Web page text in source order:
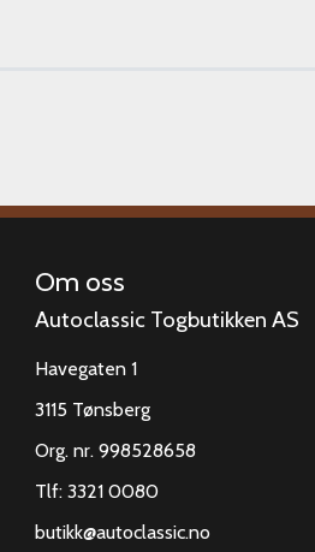
Om oss
Autoclassic Togbutikken AS
Havegaten 1
3115 Tønsberg
Org. nr. 998528658
Tlf: 3321 0080
butikk@autoclassic.no